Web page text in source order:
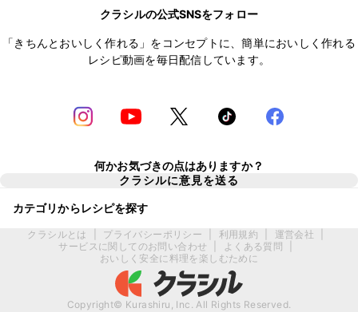
クラシルの公式SNSをフォロー
「きちんとおいしく作れる」をコンセプトに、簡単においしく作れる
レシピ動画を毎日配信しています。
何かお気づきの点はありますか？
クラシルに意見を送る
カテゴリからレシピを探す
クラシルとは プライバシーポリシー 利用規約 運営会社
サービスに関してのお問い合わせ
よくある質問
おいしく安全に料理を楽しむために
Copyright© Kurashiru, Inc. All Rights Reserved.